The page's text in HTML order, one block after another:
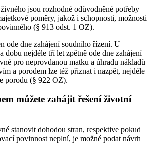
jsou rozhodné odůvodněné potřeby
poměry, jakož i schopnosti, možnosti
(§ 913 odst. 1 OZ).
ode dne zahájení soudního řízení. U
dobu nejdéle tří let zpětně ode dne zahájení
pro neprovdanou matku a úhradu nákladů
a porodem lze též přiznat i nazpět, nejdéle
porodu (§ 922 OZ).
můžete zahájit řešení životní
stanovit dohodou stran, respektive pokud
povinnost neplní, je možné podat návrh